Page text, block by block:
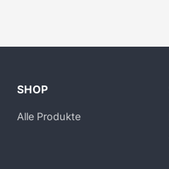
SHOP
Alle Produkte